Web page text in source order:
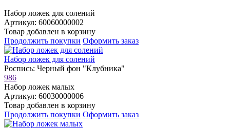
Набор ложек для солений
Артикул: 60060000002
Товар добавлен в корзину
Продолжить покупки Оформить заказ
Набор ложек для солений
Роспись: Черный фон "Клубника"
986
Набор ложек малых
Артикул: 60030000006
Товар добавлен в корзину
Продолжить покупки Оформить заказ